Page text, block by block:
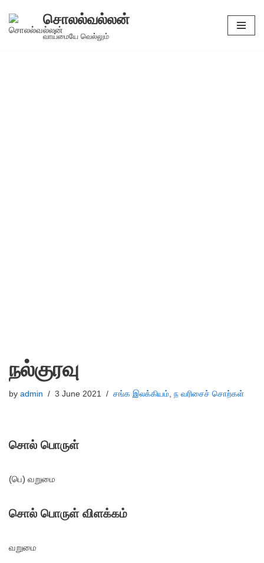
Skip
சொலல்வல்லன்
வாய்மையே வெல்லும்
நல்குரவு
by admin 3 June 2021 சங்க இலக்கியம், ந வரிசைச் சொற்கள்
சொல் பொருள்
(பெ) வறுமை
சொல் பொருள் விளக்கம்
வறுமை